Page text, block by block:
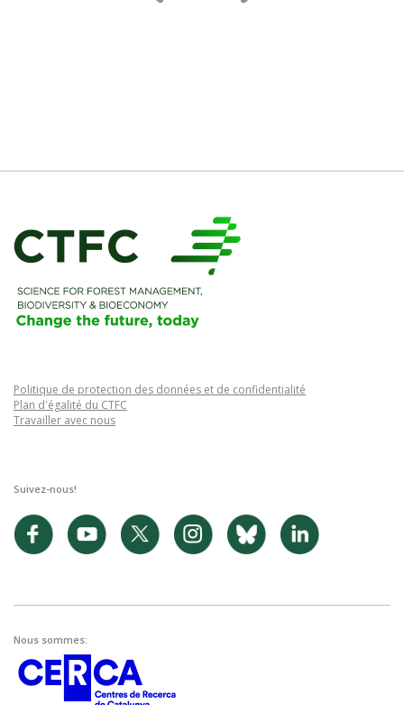
Politique de protection des données et de confidentialité
Plan d'égalité du CTFC
Travailler avec nous
Suivez-nous!
Nous sommes: